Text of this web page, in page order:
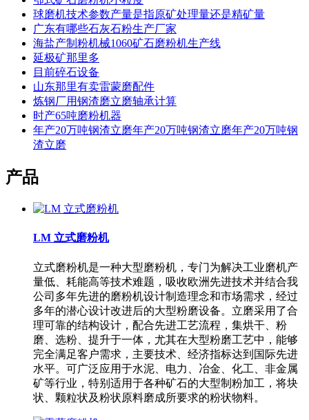
球磨机技术参数产量是指原矿处理量还是精矿量
广东有哪些石灰石粉生产厂家
海盐产制粉机械1060矿石磨粉机生产线
延极矿那里多
目前碎石设备
山东那里有卖雷蒙磨配件
炼钢厂用钢渣磨立磨轴承计算
时产65吨磨粉机器
年产20万吨钢渣立磨年产20万吨钢渣立磨年产20万吨钢
渣立磨
产品
LM 立式磨粉机
立式磨粉机是一种大型磨粉机，专门为解决工业磨机产
量低、耗能高等技术难题，吸收欧洲先进技术并结合我
公司多年先进的磨粉机设计制造理念和市场需求，经过
多年的潜心设计改进后的大型粉磨设备。立磨采用了合
理可靠的结构设计，配合先进工艺流程，集烘干、粉
磨、选粉、提升于一体，尤其在大型粉磨工艺中，能够
完全满足客户需求，主要技术、经济指标达到国际先进
水平。可广泛应用于水泥、电力、冶金、化工、非金属
矿等行业，特别适用于各种矿石的大型制粉加工，将块
状、颗粒状及粉状原料磨成所要求的粉状物料。